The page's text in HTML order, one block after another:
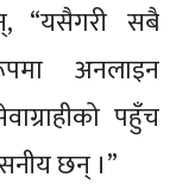
“यसैगरी सबै
अनलाइन
पहुँच
छन् ।”